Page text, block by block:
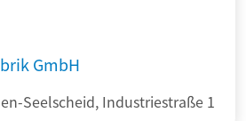
GmbH
Seelscheid, Industriestraße 1